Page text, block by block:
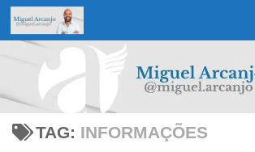
Skip to content
TAG: INFORMAÇÕES